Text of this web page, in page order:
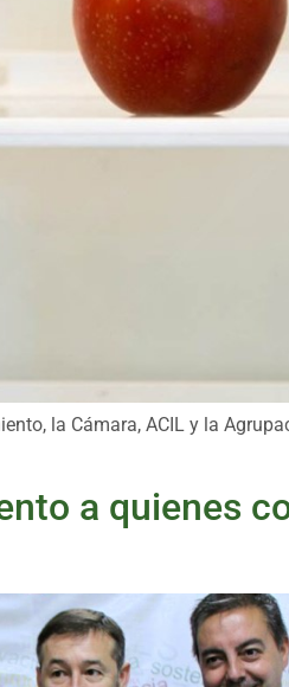
la Cámara, ACIL y la
a quienes